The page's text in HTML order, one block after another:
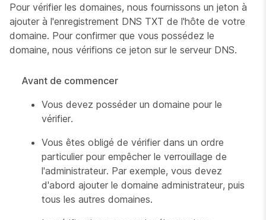
Pour vérifier les domaines, nous fournissons un jeton à
ajouter à l'enregistrement DNS TXT de l'hôte de votre
domaine. Pour confirmer que vous possédez le
domaine, nous vérifions ce jeton sur le serveur DNS.
Avant de commencer
Vous devez posséder un domaine pour le
vérifier.
Vous êtes obligé de vérifier dans un ordre
particulier pour empêcher le verrouillage de
l'administrateur. Par exemple, vous devez
d'abord ajouter le domaine administrateur, puis
tous les autres domaines.